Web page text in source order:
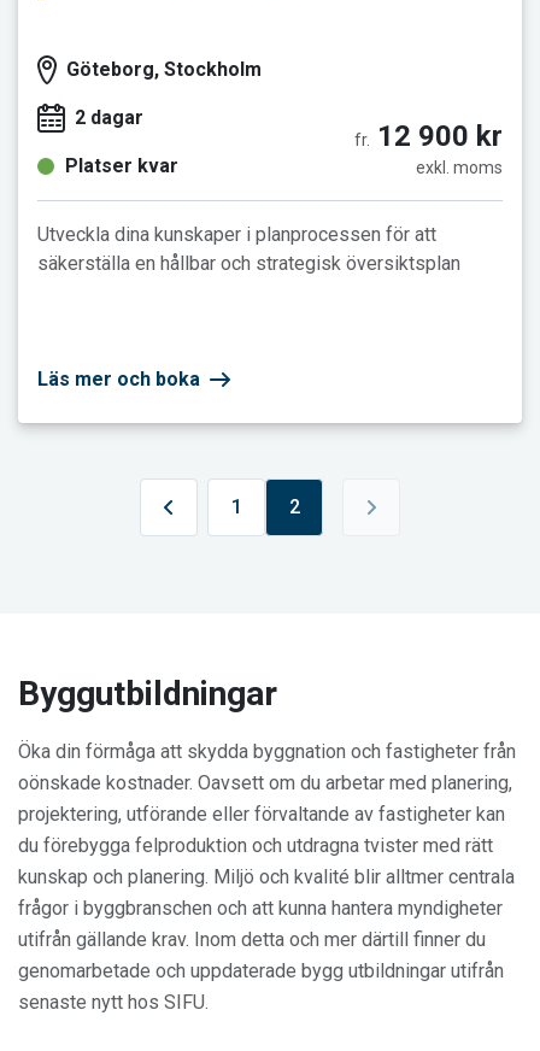
Göteborg, Stockholm
2 dagar
Platser kvar
fr. 12 900 kr
exkl. moms
Utveckla dina kunskaper i planprocessen för att
säkerställa en hållbar och strategisk översiktsplan
Läs mer och boka
1 2
Nästa sida
Byggutbildningar
Öka din förmåga att skydda byggnation och fastigheter från
oönskade kostnader. Oavsett om du arbetar med planering,
projektering, utförande eller förvaltande av fastigheter kan
du förebygga felproduktion och utdragna tvister med rätt
kunskap och planering. Miljö och kvalité blir alltmer centrala
frågor i byggbranschen och att kunna hantera myndigheter
utifrån gällande krav. Inom detta och mer därtill finner du
genomarbetade och uppdaterade bygg utbildningar utifrån
senaste nytt hos SIFU.